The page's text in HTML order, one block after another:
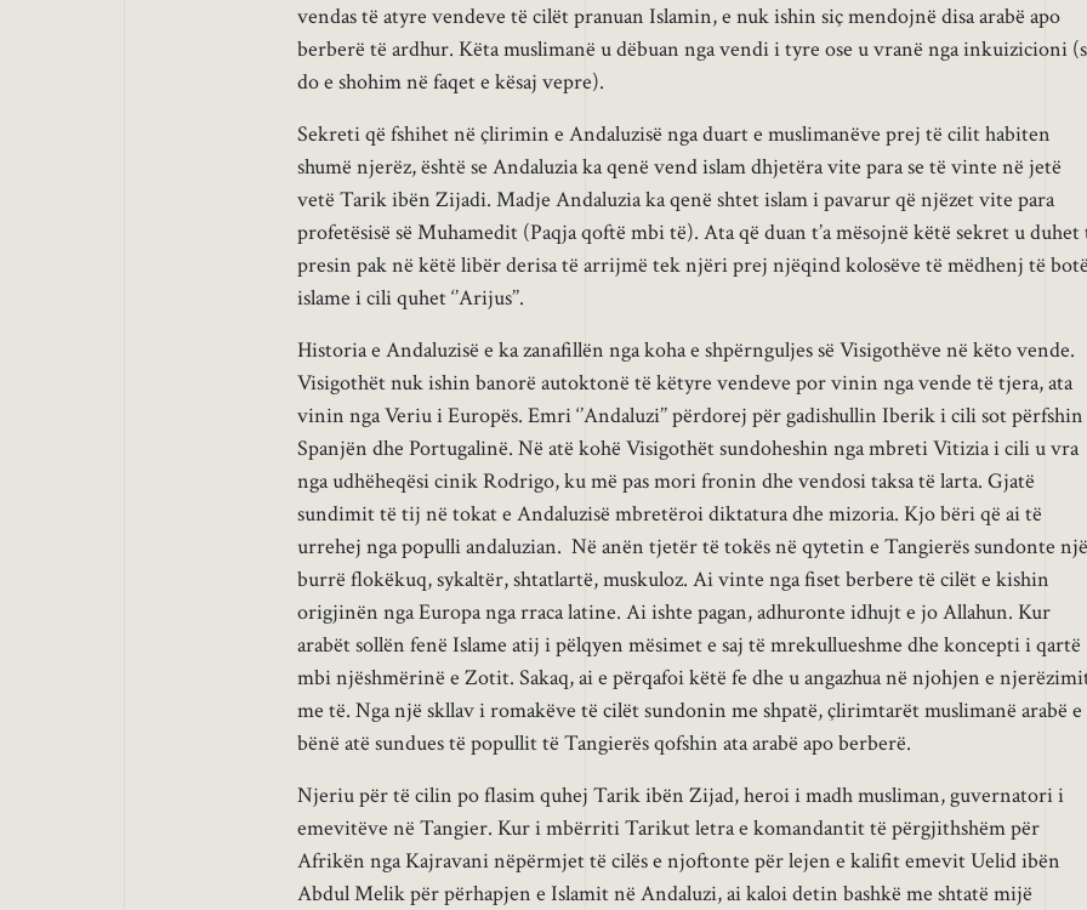
vendas të atyre vendeve të cilët pranuan Islamin, e nuk ishin siç mendojnë disa arabë apo
berberë të ardhur. Këta muslimanë u dëbuan nga vendi i tyre ose u vranë nga inkuizicioni
do e shohim në faqet e kësaj vepre).
Sekreti që fshihet në çlirimin e Andaluzisë nga duart e muslimanëve prej të cilit habiten
shumë njerëz, është se Andaluzia ka qenë vend islam dhjetëra vite para se të vinte në jetë
vetë Tarik ibën Zijadi. Madje Andaluzia ka qenë shtet islam i pavarur që njëzet vite para
profetësisë së Muhamedit (Paqja qoftë mbi të). Ata që duan t’a mësojnë këtë sekret u duhet
presin pak në këtë libër derisa të arrijmë tek njëri prej njëqind kolosëve të mëdhenj të
islame i cili quhet ‘’Arijus’’.
Historia e Andaluzisë e ka zanafillën nga koha e shpërnguljes së Visigothëve në këto vende.
Visigothët nuk ishin banorë autoktonë të këtyre vendeve por vinin nga vende të tjera, ata
vinin nga Veriu i Europës. Emri ‘’Andaluzi’’ përdorej për gadishullin Iberik i cili sot përfshin
Spanjën dhe Portugalinë. Në atë kohë Visigothët sundoheshin nga mbreti Vitizia i cili u vra
nga udhëheqësi cinik Rodrigo, ku më pas mori fronin dhe vendosi taksa të larta. Gjatë
sundimit të tij në tokat e Andaluzisë mbretëroi diktatura dhe mizoria. Kjo bëri që ai të
urrehej nga populli andaluzian. Në anën tjetër të tokës në qytetin e Tangierës sundonte një
burrë flokëkuq, sykaltër, shtatlartë, muskuloz. Ai vinte nga fiset berbere të cilët e kishin
origjinën nga Europa nga rraca latine. Ai ishte pagan, adhuronte idhujt e jo Allahun. Kur
arabët sollën fenë Islame atij i pëlqyen mësimet e saj të mrekullueshme dhe koncepti i qartë
mbi njëshmërinë e Zotit. Sakaq, ai e përqafoi këtë fe dhe u angazhua në njohjen e
me të. Nga një skllav i romakëve të cilët sundonin me shpatë, çlirimtarët muslimanë arabë e
bënë atë sundues të popullit të Tangierës qofshin ata arabë apo berberë.
Njeriu për të cilin po flasim quhej Tarik ibën Zijad, heroi i madh musliman, guvernatori i
emevitëve në Tangier. Kur i mbërriti Tarikut letra e komandantit të përgjithshëm për
Afrikën nga Kajravani nëpërmjet të cilës e njoftonte për lejen e kalifit emevit Uelid ibën
Abdul Melik për përhapjen e Islamit në Andaluzi, ai kaloi detin bashkë me shtatë mijë